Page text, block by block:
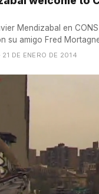
Mendizabal en
su amigo Fred
DE ENERO DE 2014